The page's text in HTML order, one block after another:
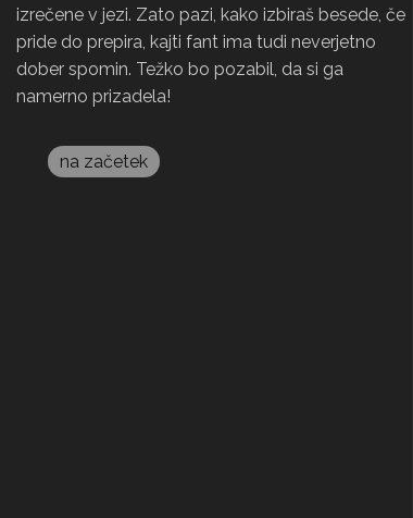
izrečene v jezi. Zato pazi, kako izbiraš besede, če
pride do prepira, kajti fant ima tudi neverjetno
dober spomin. Težko bo pozabil, da si ga
namerno prizadela!
na začetek